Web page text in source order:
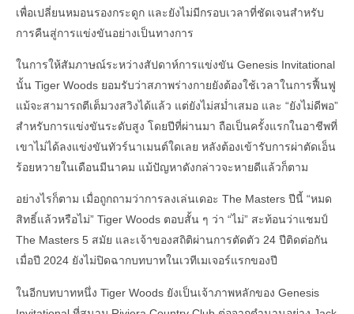
เพื่อเปลี่ยนหมอนรองกระดูก และยังไม่มีกรอบเวลาที่ชัดเจนสำหรับ
การคืนสู่การแข่งขันอย่างเป็นทางการ
ในการให้สัมภาษณ์ระหว่างสัปดาห์การแข่งขัน Genesis Invitational
นั้น Tiger Woods ยอมรับว่าสภาพร่างกายยังต้องใช้เวลาในการฟื้นฟู
แม้จะสามารถตีเต็มวงสวิงได้แล้ว แต่ยังไม่สม่ำเสมอ และ “ยังไม่ดีพอ”
สำหรับการแข่งขันระดับสูง โดยปีที่ผ่านมา ถือเป็นครั้งแรกในอาชีพที่
เขาไม่ได้ลงแข่งขันทัวร์นาเมนต์ใดเลย หลังต้องเข้ารับการผ่าตัดเอ็น
ร้อยหวายในเดือนมีนาคม แม้ปัญหาดังกล่าวจะหายดีแล้วก็ตาม
อย่างไรก็ตาม เมื่อถูกถามว่าการลงเล่นเดอะ The Masters ปีนี้ “หมด
สิทธิ์แล้วหรือไม่” Tiger Woods ตอบสั้น ๆ ว่า “ไม่” สะท้อนว่าแชมป์
The Masters 5 สมัย และเจ้าของสถิติผ่านการตัดตัว 24 ปีติดต่อกัน
เมื่อปี 2024 ยังไม่ปิดฉากบทบาทในเวทีเมเจอร์แรกของปี
ในอีกบทบาทหนึ่ง Tiger Woods ยังเป็นเจ้าภาพหลักของ Genesis